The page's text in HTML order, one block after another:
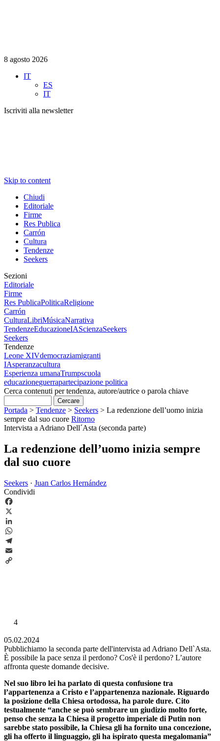
8 agosto 2026
IT
ES
IT
Iscriviti alla newsletter
Skip to content
Chiudi
Editoriale
Firme
Res Publica
Carrón
Cultura
Tendenze
Seekers
Sezioni
Editoriale
Firme
Res PublicaPoliticaReligione
Carrón
CulturaLibriMúsicaNarrativa
TendenzeEducazioneIAScienzaSeekers
Seekers
Tendenze
Leone XIVdemocraziamigranti
IAsperanzacultura
Esperienza umanaTrumpscuola
educazioneguerrapartecipazione politica
Cerca contenuti per tendenza, autore/autrice o parola chiave
Portada > Tendenze > Seekers > La redenzione dell’uomo inizia
sempre dal suo cuore Ritorno
Intervista a Adriano Dell´Asta (seconda parte)
La redenzione dell’uomo inizia sempre
dal suo cuore
Seekers · Juan Carlos Hernández
Condividi
Facebook
X
LinkedIn
WhatsApp
Telegram
Email
4
05.02.2024
Pubblichiamo la seconda parte dell'intervista ad Adriano Dell`Asta.
È possibile la pace senza il perdono? Cos'è il perdono? L’autore
affronta queste domande decisive.
Nel suo libro lei ha parlato di questa confusione tra
l’appartenenza a Cristo e l’appartenenza nazionale. Riguardo
la posizione della Chiesa ortodossa, ha parole dure. Cito
testualmente “anche se può sembrare un giudizio molto forte,
penso che senza la Chiesa il progetto imperiale di Putin non
sarebbe stato possibile, la Chiesa gli ha fornito una concezione,
gli ha offerto il linguaggio, gli ha ispirato questa megalomania”